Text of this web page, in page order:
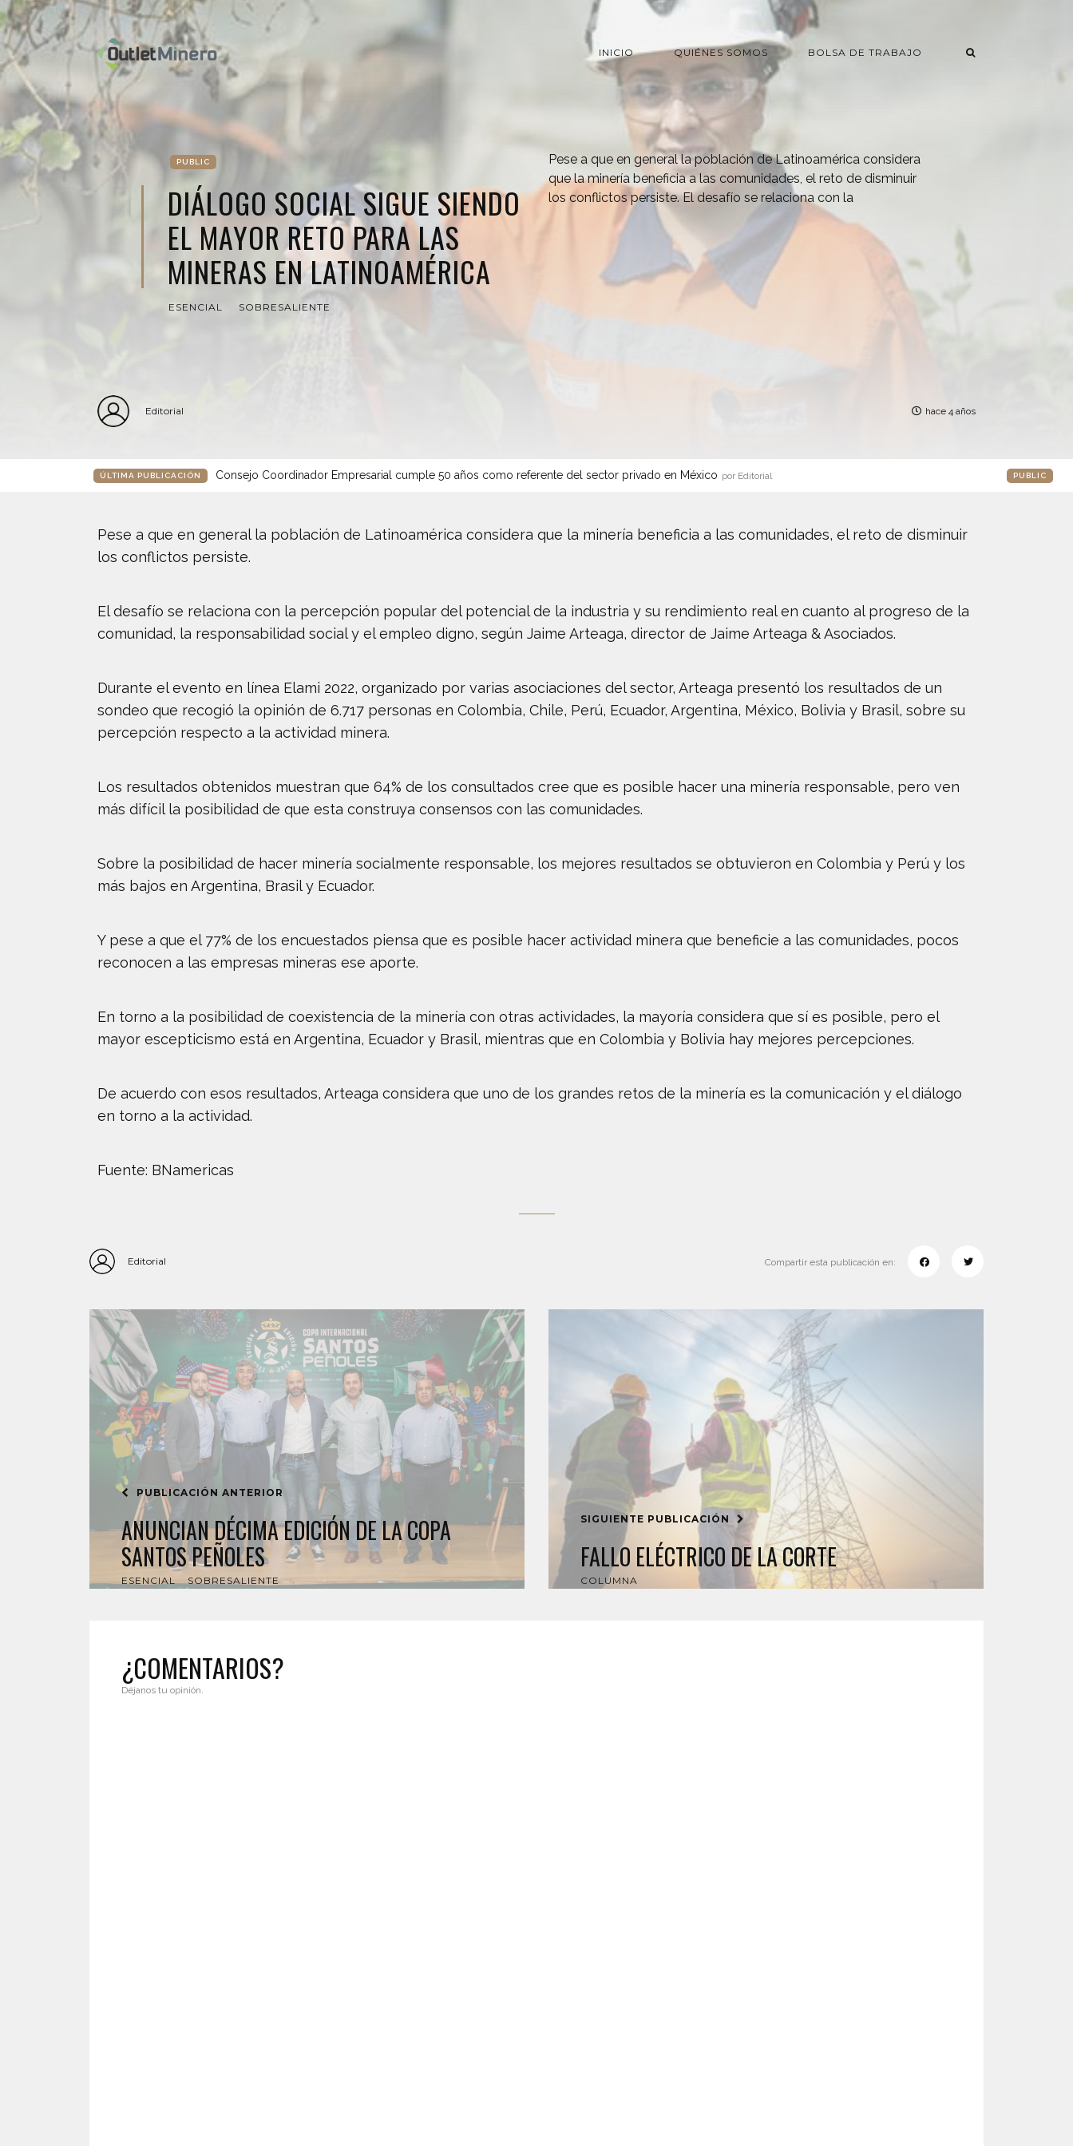
INICIO QUIÉNES SOMOS BOLSA DE TRABAJO
PUBLIC
DIÁLOGO SOCIAL SIGUE SIENDO
EL MAYOR RETO PARA LAS
MINERAS EN LATINOAMÉRICA
ESENCIAL SOBRESALIENTE
Pese a que en general la población de Latinoamérica considera
que la minería beneficia a las comunidades, el reto de disminuir
los conflictos persiste. El desafío se relaciona con la
Editorial hace 4 años
ÚLTIMA PUBLICACIÓN Consejo Coordinador Empresarial cumple 50 años como referente del sector privado en México por Editorial PUBLIC
Pese a que en general la población de Latinoamérica considera que la minería beneficia a las comunidades, el reto de disminuir
los conflictos persiste.
El desafío se relaciona con la percepción popular del potencial de la industria y su rendimiento real en cuanto al progreso de la
comunidad, la responsabilidad social y el empleo digno, según Jaime Arteaga, director de Jaime Arteaga & Asociados.
Durante el evento en línea Elami 2022, organizado por varias asociaciones del sector, Arteaga presentó los resultados de un
sondeo que recogió la opinión de 6.717 personas en Colombia, Chile, Perú, Ecuador, Argentina, México, Bolivia y Brasil, sobre su
percepción respecto a la actividad minera.
Los resultados obtenidos muestran que 64% de los consultados cree que es posible hacer una minería responsable, pero ven
más difícil la posibilidad de que esta construya consensos con las comunidades.
Sobre la posibilidad de hacer minería socialmente responsable, los mejores resultados se obtuvieron en Colombia y Perú y los
más bajos en Argentina, Brasil y Ecuador.
Y pese a que el 77% de los encuestados piensa que es posible hacer actividad minera que beneficie a las comunidades, pocos
reconocen a las empresas mineras ese aporte.
En torno a la posibilidad de coexistencia de la minería con otras actividades, la mayoría considera que sí es posible, pero el
mayor escepticismo está en Argentina, Ecuador y Brasil, mientras que en Colombia y Bolivia hay mejores percepciones.
De acuerdo con esos resultados, Arteaga considera que uno de los grandes retos de la minería es la comunicación y el diálogo
en torno a la actividad.
Fuente: BNamericas
Editorial Compartir esta publicación en:
PUBLICACIÓN ANTERIOR
ANUNCIAN DÉCIMA EDICIÓN DE LA COPA
SANTOS PEÑOLES
ESENCIAL SOBRESALIENTE
SIGUIENTE PUBLICACIÓN
FALLO ELÉCTRICO DE LA CORTE
COLUMNA
¿COMENTARIOS?
Déjanos tu opinión.